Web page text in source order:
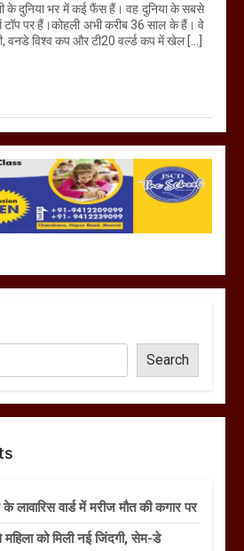
के दुनिया भर में कई फैंस हैं। वह दुनिया के सबसे
टॉप पर हैं।कोहली अभी करीब 36 साल के हैं। वे
वनडे विश्व कप और टी20 वर्ल्ड कप में खेल […]
Search
लावारिस वार्ड में मरीज मौत की कगार पर
को मिली नई जिंदगी, सेम-डे